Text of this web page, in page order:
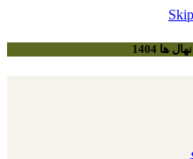
ها 1404